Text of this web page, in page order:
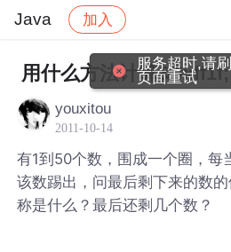
Java 加入
社区 Java 帖子详情
用什么方法计算&#xff1f;
youxitou
2011-10-14
有1到50个数，围成一个圈，
该数踢出，问最后剩下来的数
称是什么？最后还剩几个数？
服务超时,请
页面重试